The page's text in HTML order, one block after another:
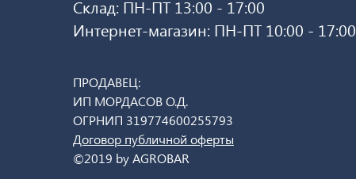
Склад: ПН-ПТ 13:00 - 17:00
Интернет-магазин: ПН-ПТ 10:00 - 17:00
ПРОДАВЕЦ:
ИП МОРДАСОВ О.Д.
ОГРНИП 319774600255793
Договор публичной оферты
©2019 by AGROBAR